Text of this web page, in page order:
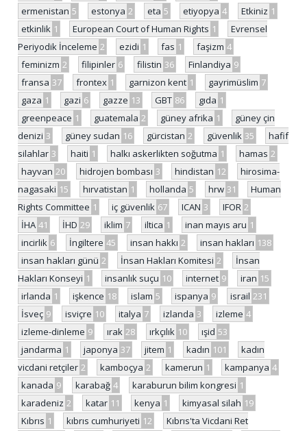
ermenistan 5 estonya 2 eta 5 etiyopya 4 Etkiniz 1
etkinlik 1 European Court of Human Rights 1
Evrensel
Periyodik İnceleme 2 ezidi 1 fas 1 faşizm 4
feminizm 2 filipinler 6 filistin 36 Finlandiya 9
fransa 37 frontex 1 garnizon kent 1 gayrimüslim 7
gaza 1 gazi 6 gazze 13 GBT 86 gıda 1
greenpeace 1 guatemala 2 güney afrika 1
güney çin
denizi 3 güney sudan 16 gürcistan 2 güvenlik 35
hafif
silahlar 3 haiti 1 halkı askerlikten soğutma 1 hamas 2
hayvan 20 hidrojen bombası 3 hindistan 12
hirosima-
nagasaki 15 hırvatistan 1 hollanda 5 hrw 31
Human
Rights Committee 1 iç güvenlik 67 ICAN 3 IFOR 2
İHA 41 İHD 29 iklim 7 iltica 1 inan mayıs aru 1
incirlik 6 İngiltere 45 insan hakkı 2 insan hakları 138
insan hakları günü 2 İnsan Hakları Komitesi 2
İnsan
Hakları Konseyi 1 insanlık suçu 10 internet 9 iran 15
irlanda 1 işkence 18 islam 5 ispanya 9 israil 231
İsveç 9 isviçre 10 italya 7 izlanda 3 izleme 4
izleme-dinleme 9 ırak 28 ırkçılık 10 ışid 53
jandarma 1 japonya 37 jitem 1 kadın 101
kadın
vicdani retçiler 2 kamboçya 2 kamerun 1 kampanya 4
kanada 9 karabağ 4 karaburun bilim kongresi 1
karadeniz 2 katar 11 kenya 1 kimyasal silah 19
Kıbrıs 1 kıbrıs cumhuriyeti 12
Kıbrıs'ta Vicdani Ret